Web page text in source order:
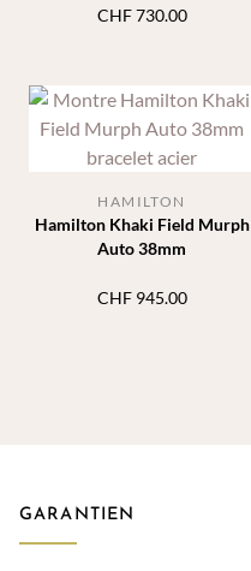
CHF730.00
Hamilton Khaki Field Murph
Auto 38mm
HAMILTON
CHF945.00
GARANTIEN